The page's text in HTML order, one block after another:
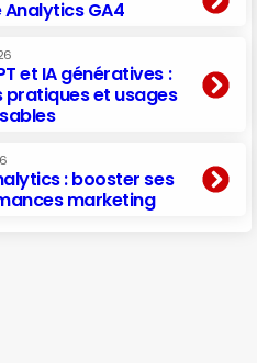
Analytics GA4
et IA génératives :
pratiques et usages
: booster ses
marketing